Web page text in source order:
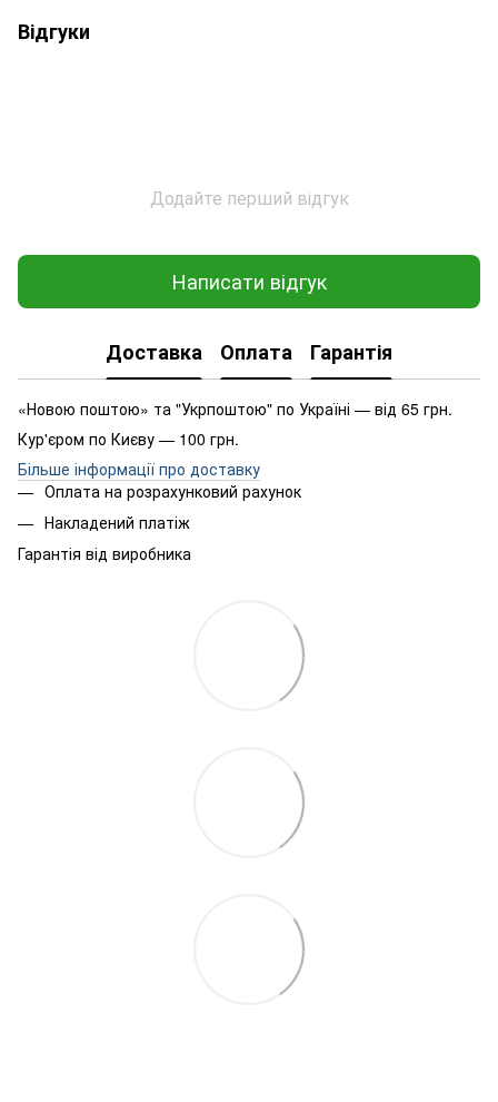
Відгуки
Додайте перший відгук
Написати відгук
Доставка Оплата Гарантія
«Новою поштою» та "Укрпоштою" по Україні — від 65 грн.
Кур'єром по Києву — 100 грн.
Більше інформації про доставку
Оплата на розрахунковий рахунок
Накладений платіж
Гарантія від виробника